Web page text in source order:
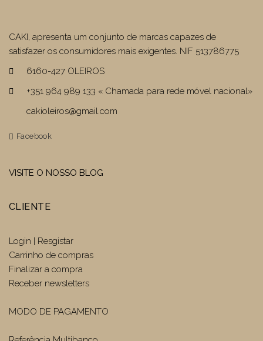
CAKI, apresenta um conjunto de marcas capazes de
satisfazer os consumidores mais exigentes. NIF 513786775
6160-427 OLEIROS
+351 964 989 133 « Chamada para rede móvel nacional»
cakioleiros@gmail.com
Facebook
VISITE O NOSSO BLOG
CLIENTE
Login | Resgistar
Carrinho de compras
Finalizar a compra
Receber newsletters
MODO DE PAGAMENTO